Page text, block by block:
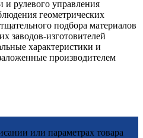
и рулевого управления
геометрических
подбора материалов
заводов-изготовителей
характеристики и
производителем
или параметрах товара